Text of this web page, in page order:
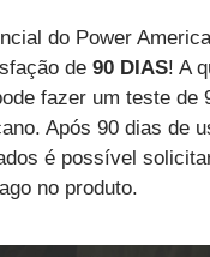
do Power
de 90 DIAS! A
fazer um teste de
Após 90 dias de
é possível
no produto.